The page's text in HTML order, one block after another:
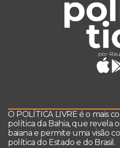
O POLÍTICA LIVRE é o mais
política da Bahia, que revela
baiana e permite uma visão
política do Estado e do Brasil.